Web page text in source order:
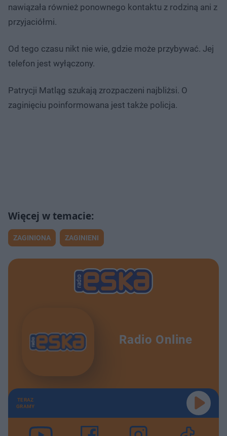
nawiązała również ponownego kontaktu z rodziną ani z
przyjaciółmi.
Od tego czasu nikt nie wie, gdzie może przybywać. Jej
telefon jest wyłączony.
Patrycji Matląg szukają zrozpaczeni najbliżsi. O
zaginięciu poinformowana jest także policja.
ZAGINIONA ZAGINIENI
Radio Online
TERAZ
GRAMY